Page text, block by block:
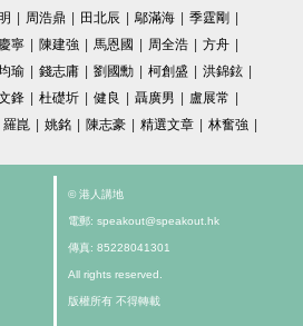
| 周浩鼎 | 田北辰 | 鄔滿海 | 季霆剛 |
寧 | 陳建強 | 馬恩國 | 周全浩 | 方舟 |
瑜 | 錢志庸 | 劉國勳 | 柯創盛 | 洪錦鉉 |
鋒 | 杜礎圻 | 健良 | 聶廣男 | 盧展常 |
羅崑 | 姚銘 | 陳志豪 | 精選文章 | 林奮強 |
© 港人講地
電郵: speakout@speakout.hk
傳真: 85228041301
All rights reserved.
版權所有 不得轉載